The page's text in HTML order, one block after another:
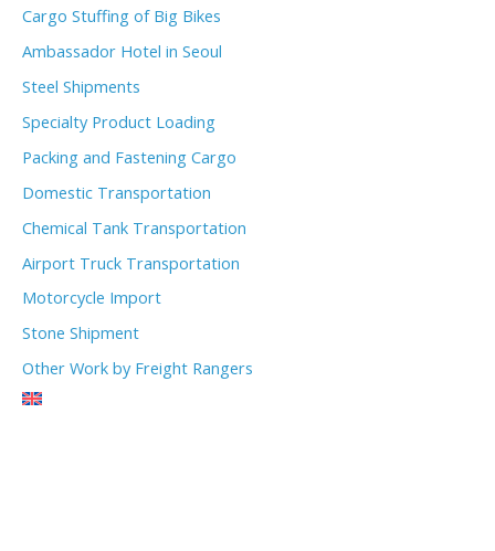
Cargo Stuffing of Big Bikes
Ambassador Hotel in Seoul
Steel Shipments
Specialty Product Loading
Packing and Fastening Cargo
Domestic Transportation
Chemical Tank Transportation
Airport Truck Transportation
Motorcycle Import
Stone Shipment
Other Work by Freight Rangers